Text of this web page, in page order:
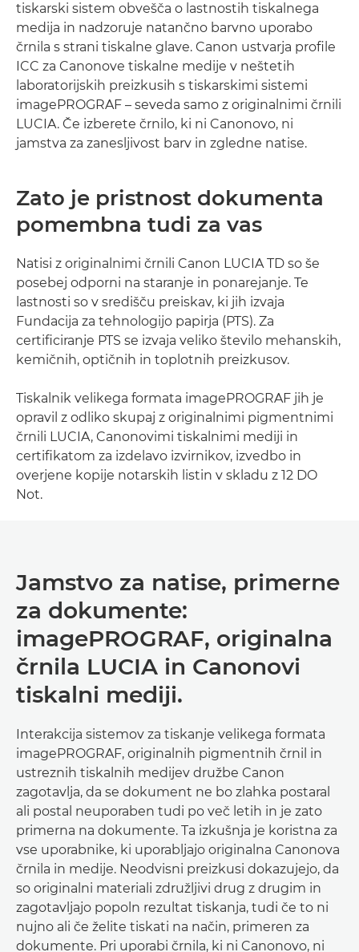
tiskarski sistem obvešča o lastnostih tiskalnega
medija in nadzoruje natančno barvno uporabo
črnila s strani tiskalne glave. Canon ustvarja profile
ICC za Canonove tiskalne medije v neštetih
laboratorijskih preizkusih s tiskarskimi sistemi
imagePROGRAF – seveda samo z originalnimi črnili
LUCIA. Če izberete črnilo, ki ni Canonovo, ni
jamstva za zanesljivost barv in zgledne natise.
Zato je pristnost dokumenta
pomembna tudi za vas
Natisi z originalnimi črnili Canon LUCIA TD so še
posebej odporni na staranje in ponarejanje. Te
lastnosti so v središču preiskav, ki jih izvaja
Fundacija za tehnologijo papirja (PTS). Za
certificiranje PTS se izvaja veliko število mehanskih,
kemičnih, optičnih in toplotnih preizkusov.
Tiskalnik velikega formata imagePROGRAF jih je
opravil z odliko skupaj z originalnimi pigmentnimi
črnili LUCIA, Canonovimi tiskalnimi mediji in
certifikatom za izdelavo izvirnikov, izvedbo in
overjene kopije notarskih listin v skladu z 12 DO
Not.
Jamstvo za natise, primerne
za dokumente:
imagePROGRAF, originalna
črnila LUCIA in Canonovi
tiskalni mediji.
Interakcija sistemov za tiskanje velikega formata
imagePROGRAF, originalnih pigmentnih črnil in
ustreznih tiskalnih medijev družbe Canon
zagotavlja, da se dokument ne bo zlahka postaral
ali postal neuporaben tudi po več letih in je zato
primerna na dokumente. Ta izkušnja je koristna za
vse uporabnike, ki uporabljajo originalna Canonova
črnila in medije. Neodvisni preizkusi dokazujejo, da
so originalni materiali združljivi drug z drugim in
zagotavljajo popoln rezultat tiskanja, tudi če to ni
nujno ali če želite tiskati na način, primeren za
dokumente. Pri uporabi črnila, ki ni Canonovo, ni